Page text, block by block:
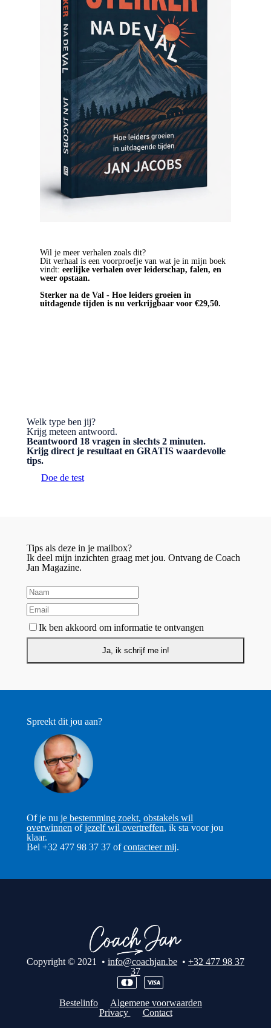
Wil je meer verhalen zoals dit?
Dit verhaal is een voorproefje van wat je in mijn boek
vindt: eerlijke verhalen over leiderschap, falen, en
weer opstaan.
Sterker na de Val - Hoe leiders groeien in
uitdagende tijden is nu verkrijgbaar voor €29,50.
Welk type ben jij?
Krijg meteen antwoord.
Beantwoord 18 vragen in slechts 2 minuten.
Krijg direct je resultaat en GRATIS waardevolle
tips.
Doe de test
Tips als deze in je mailbox?
Ik deel mijn inzichten graag met jou. Ontvang de Coach
Jan Magazine.
Ik ben akkoord om informatie te ontvangen
Spreekt dit jou aan?
Of je nu je bestemming zoekt, obstakels wil
overwinnen ofjezelf wil overtreffen, ik sta voor jou
klaar.
Bel +32 477 98 37 37 ofcontacteer mij.
Copyright © 2021 • info@coachjan.be • +32 477 98 37
37
Bestelinfo
Algemene voorwaarden
Privacy
Contact